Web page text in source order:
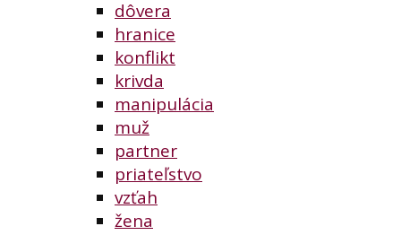
dôvera
hranice
konflikt
krivda
manipulácia
muž
partner
priateľstvo
vzťah
žena